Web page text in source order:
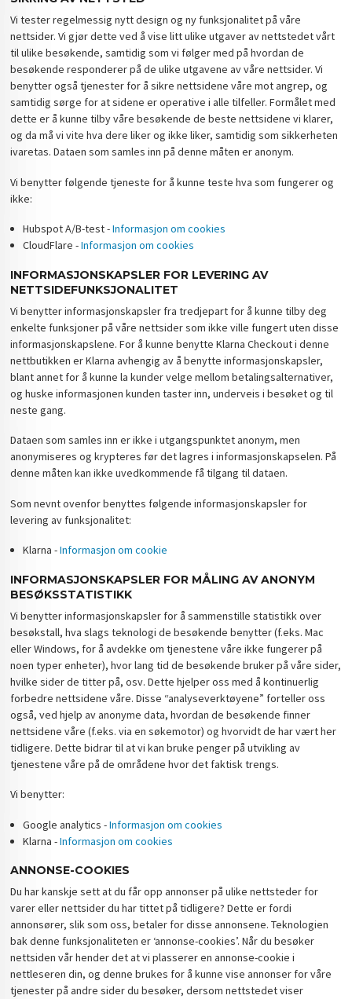
Vi tester regelmessig nytt design og ny funksjonalitet på våre
nettsider. Vi gjør dette ved å vise litt ulike utgaver av nettstedet vårt
til ulike besøkende, samtidig som vi følger med på hvordan de
besøkende responderer på de ulike utgavene av våre nettsider. Vi
benytter også tjenester for å sikre nettsidene våre mot angrep, og
samtidig sørge for at sidene er operative i alle tilfeller. Formålet med
dette er å kunne tilby våre besøkende de beste nettsidene vi klarer,
og da må vi vite hva dere liker og ikke liker, samtidig som sikkerheten
ivaretas. Dataen som samles inn på denne måten er anonym.
Vi benytter følgende tjeneste for å kunne teste hva som fungerer og
ikke:
Hubspot A/B-test -Informasjon om cookies
CloudFlare -Informasjon om cookies
INFORMASJONSKAPSLER FOR LEVERING AV
NETTSIDEFUNKSJONALITET
Vi benytter informasjonskapsler fra tredjepart for å kunne tilby deg
enkelte funksjoner på våre nettsider som ikke ville fungert uten disse
informasjonskapslene. For å kunne benytte Klarna Checkout i denne
nettbutikken er Klarna avhengig av å benytte informasjonskapsler,
blant annet for å kunne la kunder velge mellom betalingsalternativer,
og huske informasjonen kunden taster inn, underveis i besøket og til
neste gang.
Dataen som samles inn er ikke i utgangspunktet anonym, men
anonymiseres og krypteres før det lagres i informasjonskapselen. På
denne måten kan ikke uvedkommende få tilgang til dataen.
Som nevnt ovenfor benyttes følgende informasjonskapsler for
levering av funksjonalitet:
Klarna -Informasjon om cookie
INFORMASJONSKAPSLER FOR MÅLING AV ANONYM
BESØKSSTATISTIKK
Vi benytter informasjonskapsler for å sammenstille statistikk over
besøkstall, hva slags teknologi de besøkende benytter (f.eks. Mac
eller Windows, for å avdekke om tjenestene våre ikke fungerer på
noen typer enheter), hvor lang tid de besøkende bruker på våre sider,
hvilke sider de titter på, osv. Dette hjelper oss med å kontinuerlig
forbedre nettsidene våre. Disse “analyseverktøyene” forteller oss
også, ved hjelp av anonyme data, hvordan de besøkende finner
nettsidene våre (f.eks. via en søkemotor) og hvorvidt de har vært her
tidligere. Dette bidrar til at vi kan bruke penger på utvikling av
tjenestene våre på de områdene hvor det faktisk trengs.
Vi benytter:
Google analytics -Informasjon om cookies
Klarna -Informasjon om cookies
ANNONSE-COOKIES
Du har kanskje sett at du får opp annonser på ulike nettsteder for
varer eller nettsider du har tittet på tidligere? Dette er fordi
annonsører, slik som oss, betaler for disse annonsene. Teknologien
bak denne funksjonaliteten er ‘annonse-cookies’. Når du besøker
nettsiden vår hender det at vi plasserer en annonse-cookie i
nettleseren din, og denne brukes for å kunne vise annonser for våre
tjenester på andre sider du besøker, dersom nettstedet viser